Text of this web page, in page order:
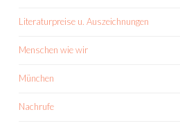
Literaturpreise u. Auszeichnungen
Menschen wie wir
München
Nachrufe